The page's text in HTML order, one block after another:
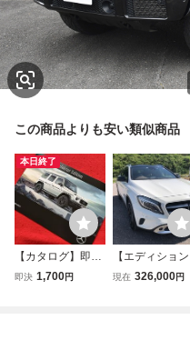
この商品よりも安い類似商品
本日終了
【カタログ】即決
★2020年7月★限
即決 1,700円
【エディション
1】 メルセデス
現在 326,000円